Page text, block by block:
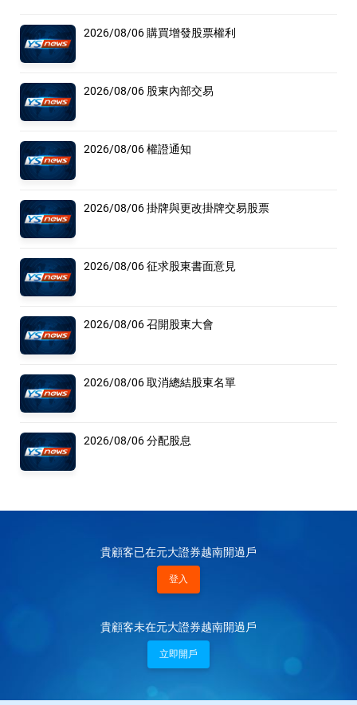
2026/08/06 購買增發股票權利
2026/08/06 股東內部交易
2026/08/06 權證通知
2026/08/06 掛牌與更改掛牌交易股票
2026/08/06 征求股東書面意見
2026/08/06 召開股東大會
2026/08/06 取消總結股東名單
2026/08/06 分配股息
貴顧客已在元大證券越南開過戶
登入
貴顧客未在元大證券越南開過戶
立即開戶